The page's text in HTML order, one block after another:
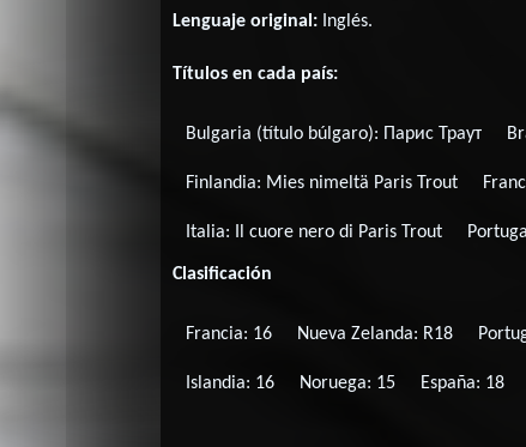
Lenguaje original: Inglés.
Títulos en cada país:
Bulgaria (título búlgaro): Парис Траут
Finlandia: Mies nimeltä Paris Trout
Italia: Il cuore nero di Paris Trout
Clasificación
Francia: 16 Nueva Zelanda: R18
Islandia: 16 Noruega: 15 España: 18